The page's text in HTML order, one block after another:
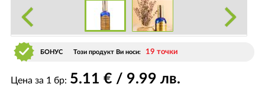
БОНУС Този продукт Ви носи: 19 точки
Цена за 1 бр: 5.11 € / 9.99 лв.